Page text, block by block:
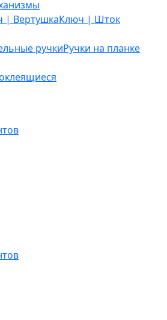
| ВертушкаКлюч | Шток
ручкиРучки на планке